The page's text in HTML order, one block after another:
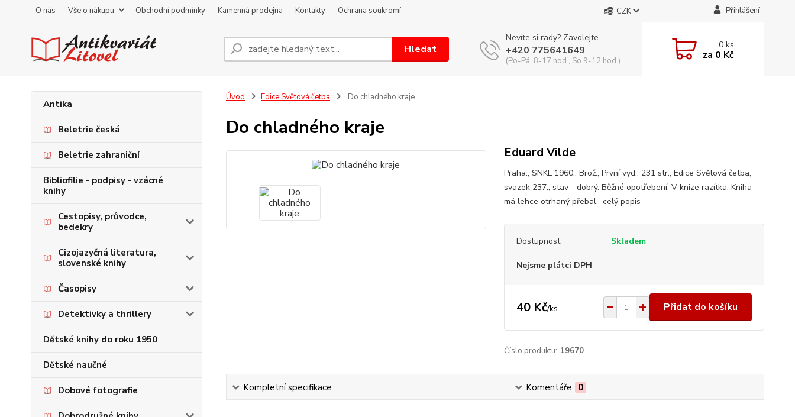
O nás Vše o nákupu Obchodní podmínky Kamenná prodejna Kontakty Ochrana soukromí CZK Přihlášení
Hledat
Nevíte si rady? Zavolejte.
+420 775641649
(Po-Pá, 8-17 hod., So 9-12 hod.)
0ks
za 0 Kč
Antika
Beletrie česká
Beletrie zahraniční
Bibliofilie - podpisy - vzácné
knihy
Cestopisy, průvodce,
bedekry
Cizojazyčná literatura,
slovenské knihy
Časopisy
Detektivky a thrillery
Dětské knihy do roku 1950
Dětské naučné
Dobové fotografie
Úvod Edice Světová četba Do chladného kraje
Do chladného kraje
Eduard Vilde
Praha., SNKL 1960., Brož., První vyd., 231 str., Edice Světová četba,
svazek 237., stav - dobrý. Běžné opotřebení. V knize razítka. Kniha
má lehce otrhaný přebal. celý popis
Dostupnost Skladem
Nejsme plátci DPH
40 Kč/ks Přidat do košíku
Číslo produktu: 19670
Kompletní specifikace Komentáře 0